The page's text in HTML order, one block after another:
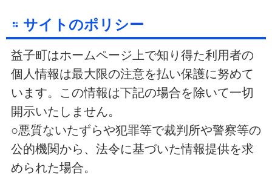
サイトのポリシー
益子町はホームページ上で知り得た利用者の
個人情報は最大限の注意を払い保護に努めて
います。この情報は下記の場合を除いて一切
開示いたしません。
○悪質ないたずらや犯罪等で裁判所や警察等の
公的機関から、法令に基づいた情報提供を求
められた場合。